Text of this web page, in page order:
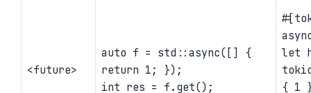
<future>
auto f = std::async([] {
return 1; });
int res = f.get();
let
{ 1